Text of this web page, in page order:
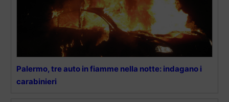
Palermo, tre auto in fiamme nella notte: indagano i
carabinieri